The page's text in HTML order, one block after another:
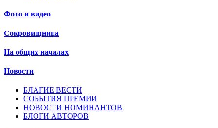
Фото и видео
Сокровищница
На общих началах
Новости
БЛАГИЕ ВЕСТИ
СОБЫТИЯ ПРЕМИИ
НОВОСТИ НОМИНАНТОВ
БЛОГИ АВТОРОВ